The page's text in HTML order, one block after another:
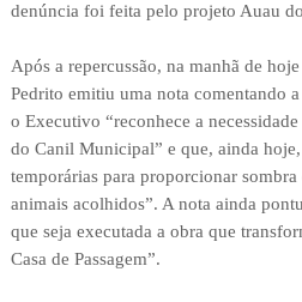
denúncia foi feita pelo projeto Auau
Após a repercussão, na manhã de
Pedrito emitiu uma nota comentando
o Executivo “reconhece a
do Canil Municipal” e que, ainda hoje,
temporárias para proporcionar
animais acolhidos”. A nota ainda
que seja executada a obra que
Casa de Passagem”.